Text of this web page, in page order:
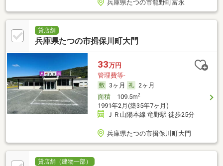
兵庫県たつの市龍野町富永
貸店舗
兵庫県たつの市揖保川町大門
33万円
管理費等-
3ヶ月
2ヶ月
面積109.5m2
1991年2月(築35年7ヶ月)
ＪＲ山陽本線 竜野駅 徒歩25分
兵庫県たつの市揖保川町大門
貸店舗（建物一部）